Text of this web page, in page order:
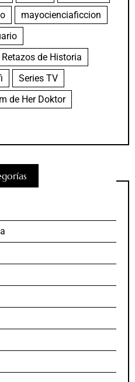
mayocienciaficcion
Retazos de Historia
Series TV
de Her Doktor